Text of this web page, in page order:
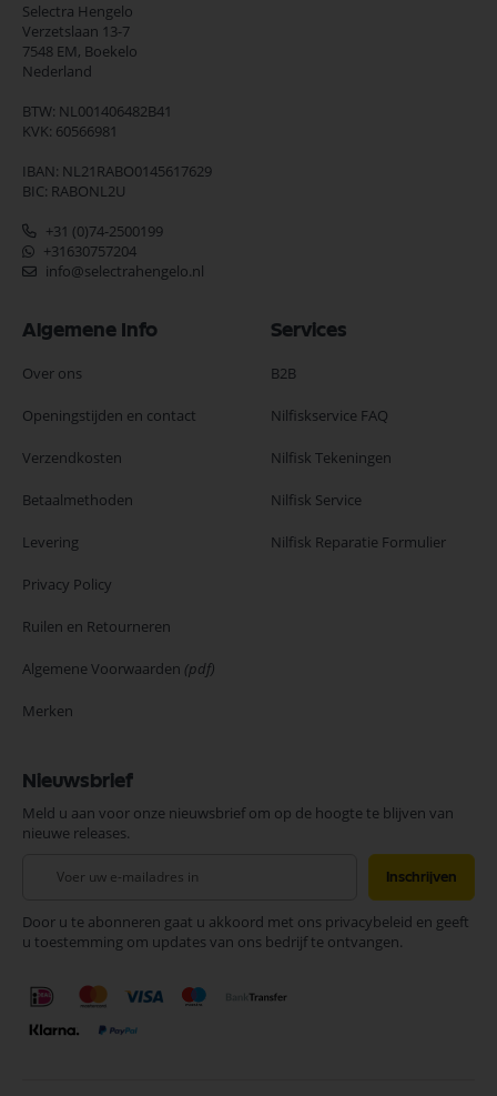
Selectra Hengelo
Verzetslaan 13-7
7548 EM, Boekelo
Nederland
BTW: NL001406482B41
KVK: 60566981
IBAN: NL21RABO0145617629
BIC: RABONL2U
+31 (0)74-2500199
+31630757204
info@selectrahengelo.nl
Algemene Info
Over ons
Openingstijden en contact
Verzendkosten
Betaalmethoden
Levering
Privacy Policy
Ruilen en Retourneren
Algemene Voorwaarden (pdf)
Merken
Services
B2B
Nilfiskservice FAQ
Nilfisk Tekeningen
Nilfisk Service
Nilfisk Reparatie Formulier
Nieuwsbrief
Meld u aan voor onze nieuwsbrief om op de hoogte te blijven van
nieuwe releases.
onze
nieuwsbrief
Inschrijven
Door u te abonneren gaat u akkoord met ons privacybeleid en geeft
u toestemming om updates van ons bedrijf te ontvangen.